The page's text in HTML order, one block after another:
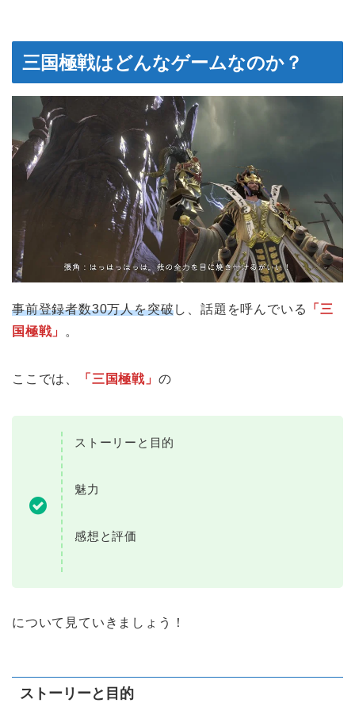
三国極戦はどんなゲームなのか？
事前登録者数30万人を突破し、話題を呼んでいる
「三
国極戦」
。
ここでは、 「三国極戦」 の
ストーリーと目的
魅力
感想と評価
について見ていきましょう！
ストーリーと目的